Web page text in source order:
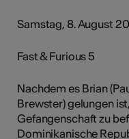
Samstag, 8. August
Fast & Furious 5
Nachdem es Brian
Brewster) gelungen
Gefangenschaft zu
Dominikanische